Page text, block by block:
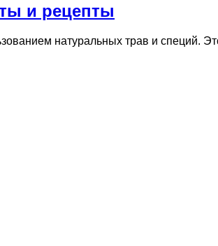
и рецепты
натуральных трав и специй.